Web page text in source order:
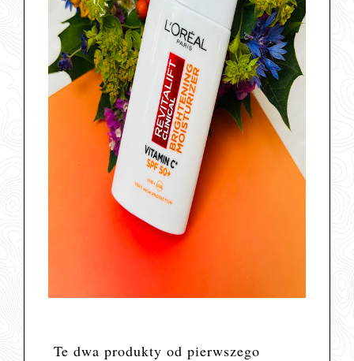
Te dwa produkty od pierwszego